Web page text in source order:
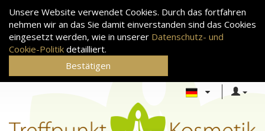
Unsere Website verwendet Cookies. Durch das fortfahren
nehmen wir an das Sie damit einverstanden sind das Cookies
eingesetzt werden, wie in unserer Datenschutz- und
Cookie-Politik detailliert.
Bestätigen